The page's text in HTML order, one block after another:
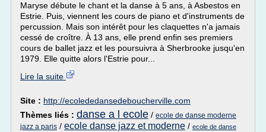
Maryse débute le chant et la danse à 5 ans, à Asbestos en
Estrie. Puis, viennent les cours de piano et d'instruments de
percussion. Mais son intérêt pour les claquettes n'a jamais
cessé de croître. À 13 ans, elle prend enfin ses premiers
cours de ballet jazz et les poursuivra à Sherbrooke jusqu'en
1979. Elle quitte alors l'Estrie pour...
Lire la suite
Site : http://ecolededansedeboucherville.com
Thèmes liés : danse a l ecole / ecole de danse moderne
jazz a paris / ecole danse jazz et moderne / ecole de danse